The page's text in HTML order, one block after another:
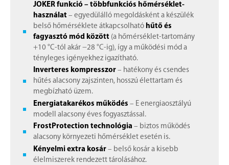
JOKER funkció – többfunkciós hőmérséklet-
használat – egyedülálló megoldásként a készülék
belső hőmérséklete átkapcsolható hűtő és
fagyasztó mód között (a hőmérséklet-tartomány
+10 °C-tól akár −28 °C-ig), így a működési mód a
tényleges igényekhez igazítható.
Inverteres kompresszor – hatékony és csendes
hűtés alacsony zajszinten, hosszú élettartam és
megbízható üzem.
Energiatakarékos működés – E energiaosztályú
modell alacsony éves fogyasztással.
FrostProtection technológia – biztos működés
alacsony környezeti hőmérséklet esetén is.
Kényelmi extra kosár – belső kosár a kisebb
élelmiszerek rendezett tárolásához.